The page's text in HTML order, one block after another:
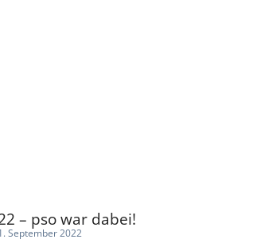
– pso war dabei!
September 2022